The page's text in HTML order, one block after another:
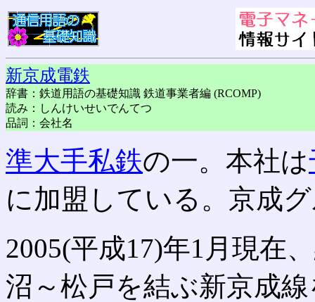
新京成電鉄
辞書：鉄道用語の基礎知識 鉄道事業者編 (RCOMP)
読み：しんけいせいでんてつ
品詞：会社名
準大手私鉄の一。本社は
に加盟している。京成
2005(平成17)年1月現在
沼～松戸を結ぶ新京成